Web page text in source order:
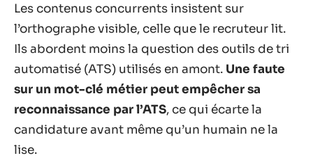
Les contenus concurrents insistent sur
l’orthographe visible, celle que le recruteur lit.
Ils abordent moins la question des outils de tri
automatisé (ATS) utilisés en amont. Une faute
sur un mot-clé métier peut empêcher sa
reconnaissance par l’ATS, ce qui écarte la
candidature avant même qu’un humain ne la
lise.